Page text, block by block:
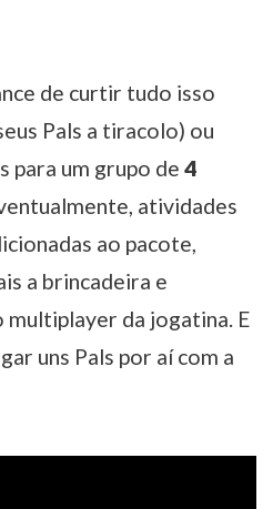
de curtir tudo isso
Pals a tiracolo) ou
para um grupo de 4
atividades
ao pacote,
a brincadeira e
da jogatina. E
uns Pals por aí com a